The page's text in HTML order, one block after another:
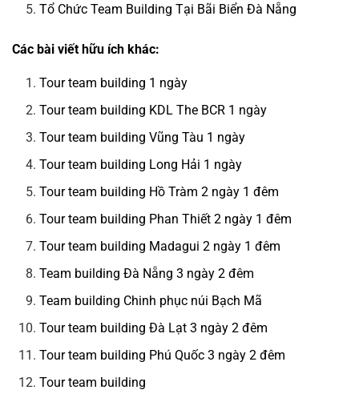
Tổ Chức Team Building Tại Bãi Biển Đà Nẵng
Các bài viết hữu ích khác:
Tour team building 1 ngày
Tour team building KDL The BCR 1 ngày
Tour team building Vũng Tàu 1 ngày
Tour team building Long Hải 1 ngày
Tour team building Hồ Tràm 2 ngày 1 đêm
Tour team building Phan Thiết 2 ngày 1 đêm
Tour team building Madagui 2 ngày 1 đêm
Team building Đà Nẵng 3 ngày 2 đêm
Team building Chinh phục núi Bạch Mã
Tour team building Đà Lạt 3 ngày 2 đêm
Tour team building Phú Quốc 3 ngày 2 đêm
Tour team building